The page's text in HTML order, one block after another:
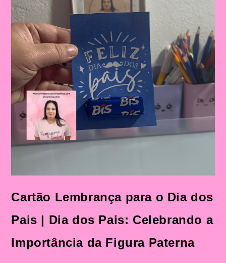
Cartão Lembrança para o Dia dos
Pais | Dia dos Pais: Celebrando a
Importância da Figura Paterna